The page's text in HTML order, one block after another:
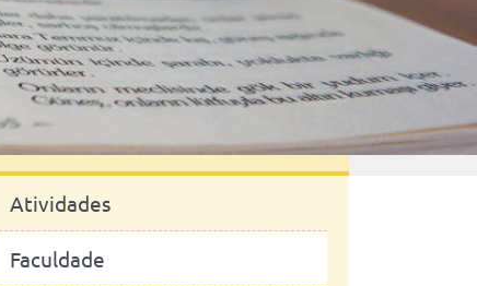
Notícias
Atividades
Faculdade